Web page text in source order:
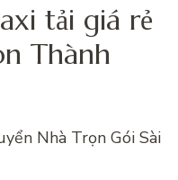
tải giá rẻ
Thành
Nhà Trọn Gói Sài